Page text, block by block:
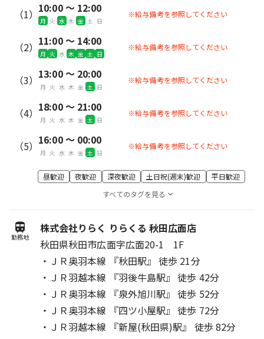
（1）10:00 〜 12:00
月 火 水 木 金 土 日
※給与備考を参照してください
（2）11:00 〜 14:00
月 火 水 木 金 土 日
※給与備考を参照してください
（3） 13:00 〜 20:00
月 火 水 木 金 土 日
※給与備考を参照してください
（4） 18:00 〜 21:00
月 火 水 木 金 土 日
※給与備考を参照してください
（5） 16:00 〜 00:00
月 火 水 木 金 土 日
※給与備考を参照してください
昼歓迎 夜歓迎 深夜歓迎 土日祝(週末)歓迎
平日歓迎
すべてのタグを見る
勤務地
株式会社りらく りらくる 秋田広面店
秋田県秋田市広面字広面20-1 1F
・ＪＲ奥羽本線 『秋田駅』 徒歩 21分
・ＪＲ羽越本線 『羽後牛島駅』 徒歩 42分
・ＪＲ奥羽本線 『泉外旭川駅』 徒歩 52分
・ＪＲ奥羽本線 『四ツ小屋駅』 徒歩 72分
・ＪＲ羽越本線 『新屋(秋田県)駅』 徒歩 82分